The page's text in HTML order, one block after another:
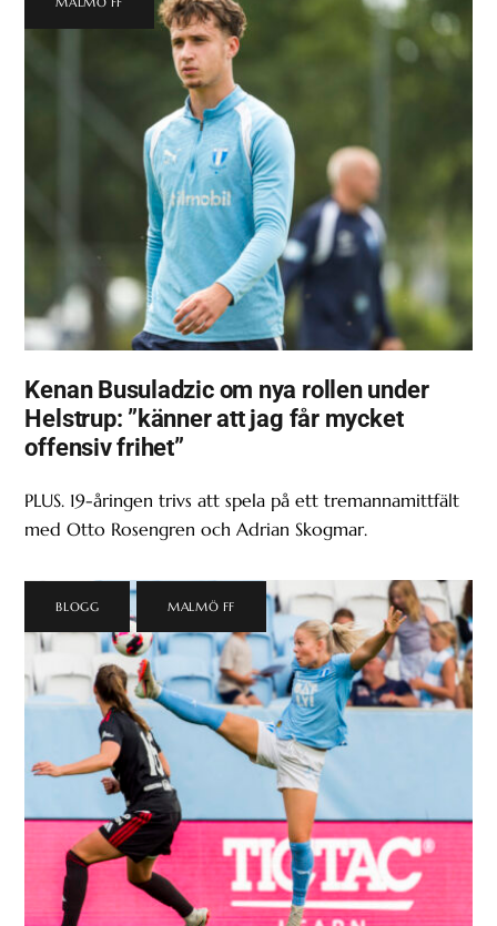
Kenan Busuladzic om nya rollen under
Helstrup: ”känner att jag får mycket
offensiv frihet”
PLUS. 19-åringen trivs att spela på ett tremannamittfält
med Otto Rosengren och Adrian Skogmar.
BLOGG MALMÖ FF